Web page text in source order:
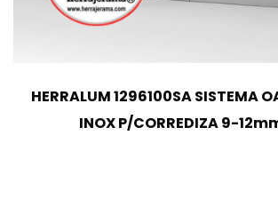
HERRALUM 1296100SA SISTEMA
INOX P/CORREDIZA 9-